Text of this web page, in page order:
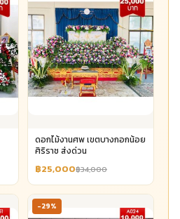
ดอกไม้งานศพ เขตบางกอกน้อย
ศิริราช ส่งด่วน
฿25,000฿34,000
-29%